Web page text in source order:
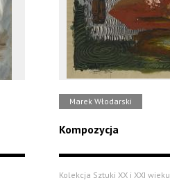
Marek Włodarski
Kompozycja
Kolekcja Sztuki XX i XXI wieku